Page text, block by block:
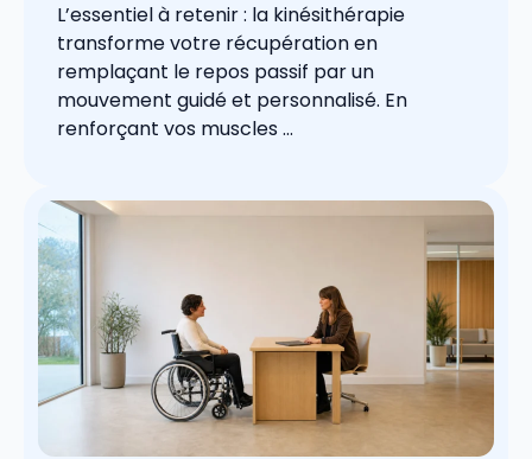
L’essentiel à retenir : la kinésithérapie
transforme votre récupération en
remplaçant le repos passif par un
mouvement guidé et personnalisé. En
renforçant vos muscles ...